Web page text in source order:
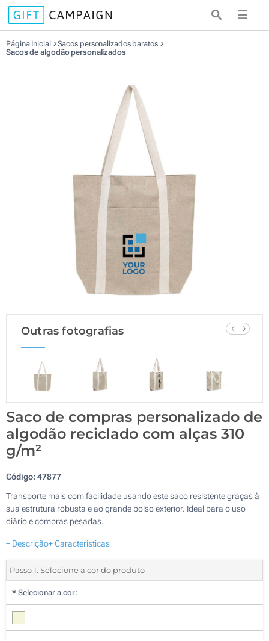
☰
Página Inicial
Sacos personalizados baratos
Sacos de algodão personalizados
Outras fotografias
Saco de compras personalizado de
algodão reciclado com alças 310
g/m²
Código:47877
Transporte mais com facilidade usando este saco resistente graças à
sua estrutura robusta e ao grande bolso exterior. Ideal para o uso
diário e compras pesadas.
+ Descrição+ Características
Passo 1. Selecione a cor do produto
* Selecionar a cor: